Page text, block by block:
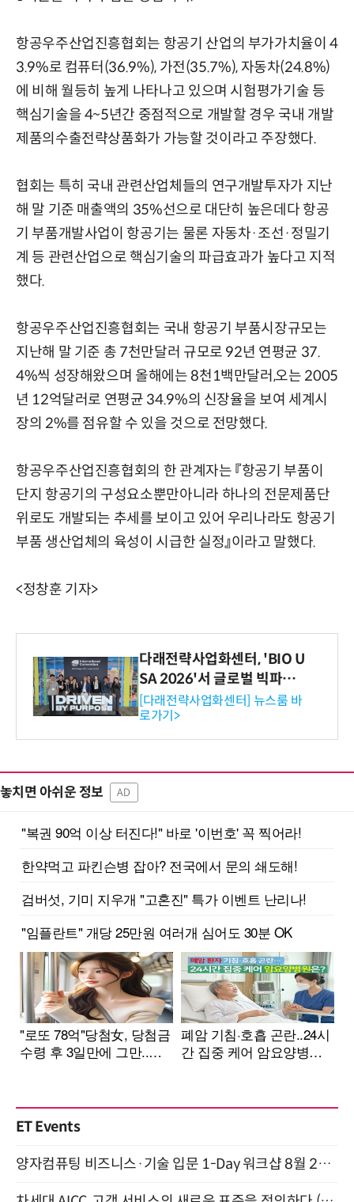
항공우주산업진흥협회는 항공기 산업의 부가가치율이 4
3.9%로 컴퓨터(36.9%), 가전(35.7%), 자동차(24.8%)
에 비해 월등히 높게 나타나고 있으며 시험평가기술 등
핵심기술을 4~5년간 중점적으로 개발할 경우 국내 개발
제품의수출전략상품화가 가능할 것이라고 주장했다.
협회는 특히 국내 관련산업체들의 연구개발투자가 지난
해 말 기준 매출액의 35%선으로 대단히 높은데다 항공
기 부품개발사업이 항공기는 물론 자동차·조선·정밀기
계 등 관련산업으로 핵심기술의 파급효과가 높다고 지적
했다.
항공우주산업진흥협회는 국내 항공기 부품시장규모는
지난해 말 기준 총 7천만달러 규모로 92년 연평균 37.
4%씩 성장해왔으며 올해에는 8천1백만달러,오는 2005
년 12억달러로 연평균 34.9%의 신장율을 보여 세계시
장의 2%를 점유할 수 있을 것으로 전망했다.
항공우주산업진흥협회의 한 관계자는 『항공기 부품이
단지 항공기의 구성요소뿐만아니라 하나의 전문제품단
위로도 개발되는 추세를 보이고 있어 우리나라도 항공기
부품 생산업체의 육성이 시급한 실정』이라고 말했다.
<정창훈 기자>
다래전략사업화센터, 'BIO U
SA 2026'서 글로벌 빅파마
와의 비즈니스 미팅 지원…K
-바이오 해외 진출 교두보 확
보
[다래전략사업화센터] 뉴스룸 바
로가기>
놓치면 아쉬운 정보 AD
ET Events
양자컴퓨팅 비즈니스·기술 입문 1-Day 워크샵 8월 28일 개최